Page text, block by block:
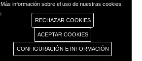
Más información sobre el uso de nuestras cookies.
RECHAZAR COOKIES
ACEPTAR COOKIES
CONFIGURACIÓN E INFORMACIÓN